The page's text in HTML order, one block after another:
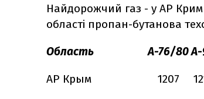
Найдорожчий газ - у АР Крим
області пропан-бутанова
Область А-76/80А-
АР Крым 1207